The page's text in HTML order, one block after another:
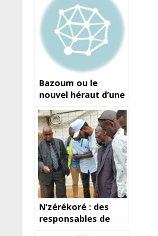
Bazoum ou le
nouvel héraut d’une
désuète et vomie
par les peuples
N’zérékoré : des
responsables de